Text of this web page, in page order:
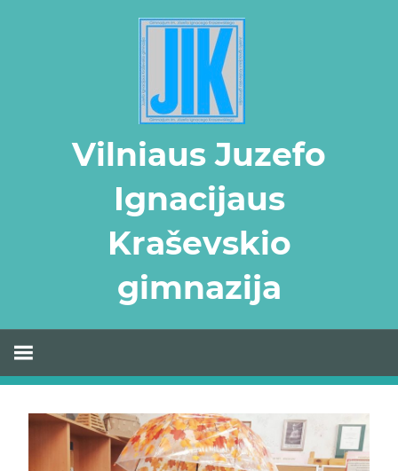
Vilniaus Juzefo
Ignacijaus
Kraševskio
gimnazija